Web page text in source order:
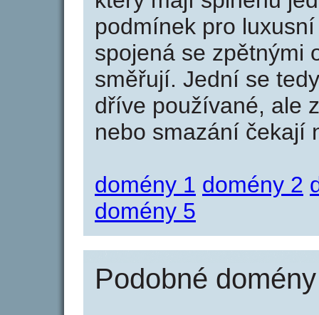
podmínek pro
spojená se zpětnými
směřují. Jední se
dříve používané, ale
nebo smazání čekají
domény 1 domény 2
domény 5
Podobné